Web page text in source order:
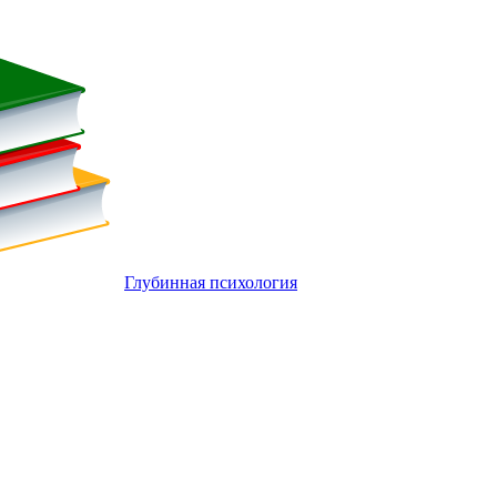
Глубинная психология